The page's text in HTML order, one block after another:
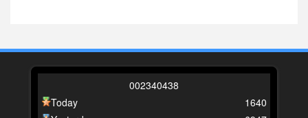
002340438
Today
1640